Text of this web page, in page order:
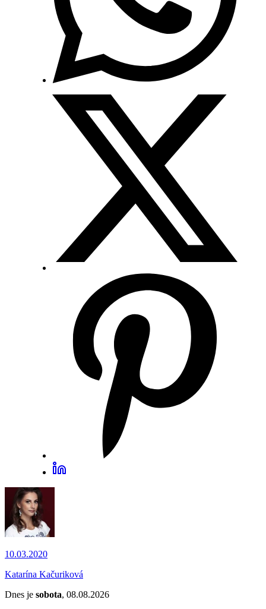
10.03.2020
Katarína Kačuriková
Dnes je sobota, 08.08.2026